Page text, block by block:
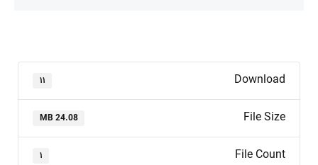
Download ۱۱
File Size
24.08 MB
File Count ۱